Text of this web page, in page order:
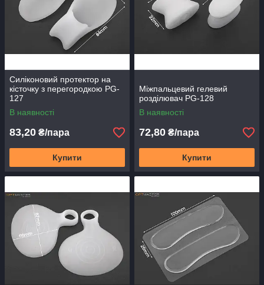
Силіконовий протектор на
кісточку з перегородкою PG-
127
В наявності
83,20 ₴/пара
Купити
Міжпальцевий гелевий
розділювач PG-128
В наявності
72,80 ₴/пара
Купити